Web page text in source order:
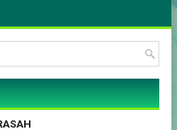
2017 | AKTE NOTARIS :